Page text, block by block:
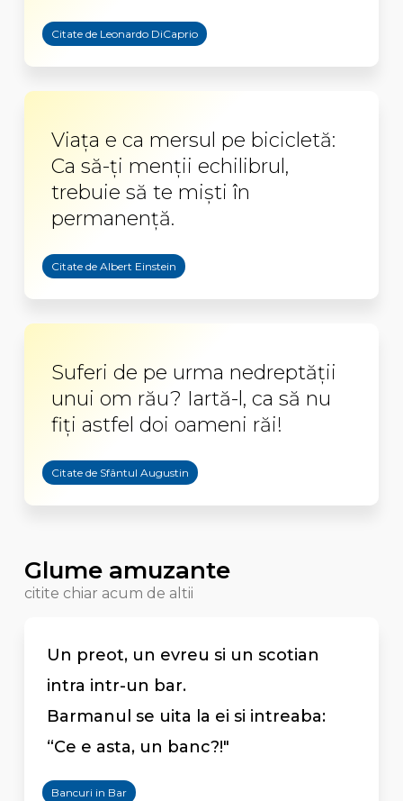
Citate de Leonardo DiCaprio
Viața e ca mersul pe bicicletă:
Ca să-ți menții echilibrul,
trebuie să te miști în
permanență.
Citate de Albert Einstein
Suferi de pe urma nedreptăţii
unui om rău? Iartă-l, ca să nu
fiţi astfel doi oameni răi!
Citate de Sfântul Augustin
Glume amuzante
citite chiar acum de altii
Un preot, un evreu si un scotian
intra intr-un bar.
Barmanul se uita la ei si intreaba:
“Ce e asta, un banc?!"
Bancuri in Bar